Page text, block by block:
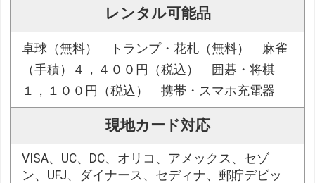
レンタル可能品
卓球（無料） トランプ・花札（無料） 麻雀
（手積）４，４００円（税込） 囲碁・将棋
１，１００円（税込） 携帯・スマホ充電器
現地カード対応
VISA、UC、DC、オリコ、アメックス、セゾ
ン、UFJ、ダイナース、セディナ、郵貯デビッ